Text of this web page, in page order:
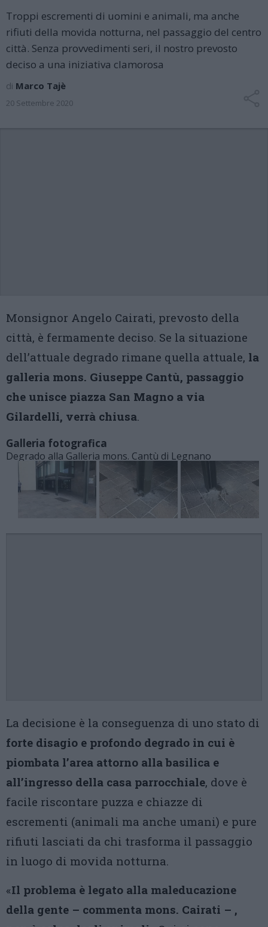
Troppi escrementi di uomini e animali, ma anche
rifiuti della movida notturna, nel passaggio del centro
città. Senza provvedimenti seri, il nostro prevosto
deciso a una iniziativa clamorosa
di Marco Tajè
20 Settembre 2020
Monsignor Angelo Cairati, prevosto della
città, è fermamente deciso. Se la situazione
dell’attuale degrado rimane quella attuale, la
galleria mons. Giuseppe Cantù, passaggio
che unisce piazza San Magno a via
Gilardelli, verrà chiusa.
Galleria fotografica
Degrado alla Galleria mons. Cantù di Legnano
La decisione è la conseguenza di uno stato di
forte disagio e profondo degrado in cui è
piombata l’area attorno alla basilica e
all’ingresso della casa parrocchiale, dove è
facile riscontare puzza e chiazze di
escrementi (animali ma anche umani) e pure
rifiuti lasciati da chi trasforma il passaggio
in luogo di movida notturna.
«Il problema è legato alla maleducazione
della gente – commenta mons. Cairati – ,